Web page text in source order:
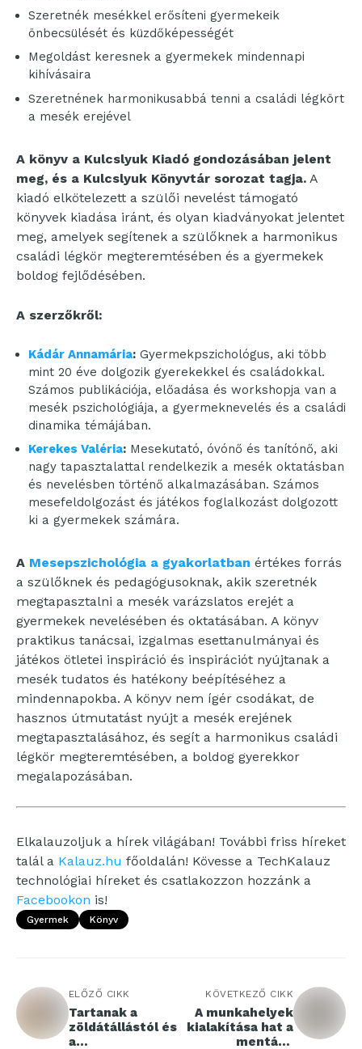
Szeretnék mesékkel erősíteni gyermekeik
önbecsülését és küzdőképességét
Megoldást keresnek a gyermekek mindennapi
kihívásaira
Szeretnének harmonikusabbá tenni a családi légkört
a mesék erejével
A könyv a Kulcslyuk Kiadó gondozásában jelent
meg, és a Kulcslyuk Könyvtár sorozat tagja. A
kiadó elkötelezett a szülői nevelést támogató
könyvek kiadása iránt, és olyan kiadványokat jelentet
meg, amelyek segítenek a szülőknek a harmonikus
családi légkör megteremtésében és a gyermekek
boldog fejlődésében.
A szerzőkről:
Kádár Annamária: Gyermekpszichológus, aki több
mint 20 éve dolgozik gyerekekkel és családokkal.
Számos publikációja, előadása és workshopja van a
mesék pszichológiája, a gyermeknevelés és a családi
dinamika témájában.
Kerekes Valéria: Mesekutató, óvónő és tanítónő, aki
nagy tapasztalattal rendelkezik a mesék oktatásban
és nevelésben történő alkalmazásában. Számos
mesefeldolgozást és játékos foglalkozást dolgozott
ki a gyermekek számára.
A Mesepszichológia a gyakorlatban értékes forrás
a szülőknek és pedagógusoknak, akik szeretnék
megtapasztalni a mesék varázslatos erejét a
gyermekek nevelésében és oktatásában. A könyv
praktikus tanácsai, izgalmas esettanulmányai és
játékos ötletei inspiráció és inspirációt nyújtanak a
mesék tudatos és hatékony beépítéséhez a
mindennapokba. A könyv nem ígér csodákat, de
hasznos útmutatást nyújt a mesék erejének
megtapasztalásához, és segít a harmonikus családi
légkör megteremtésében, a boldog gyerekkor
megalapozásában.
Elkalauzoljuk a hírek világában! További friss híreket
talál a Kalauz.hu főoldalán! Kövesse a TechKalauz
technológiai híreket és csatlakozzon hozzánk a
Facebookon is!
Gyermek Könyv
ELŐZŐ CIKK
Tartanak a
zöldátállástól és
a
KÖVETKEZŐ CIKK
A munkahelyek
kialakítása hat a
mentális